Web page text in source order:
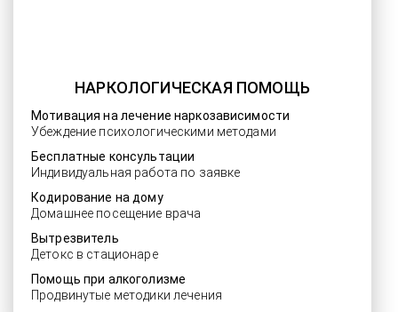
НАРКОЛОГИЧЕСКАЯ ПОМОЩЬ
Мотивация на лечение наркозависимости
Убеждение психологическими методами
Бесплатные консультации
Индивидуальная работа по заявке
Кодирование на дому
Домашнее посещение врача
Вытрезвитель
Детокс в стационаре
Помощь при алкоголизме
Продвинутые методики лечения